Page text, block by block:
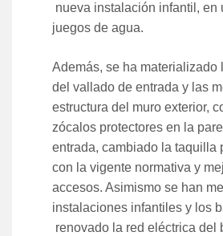
nueva instalación infantil, en
juegos de agua.
Además, se ha materializado
del vallado de entrada y las
estructura del muro exterior,
zócalos protectores en la
entrada, cambiado la taquilla
con la vigente normativa y
accesos. Asimismo se han
instalaciones infantiles y los
renovado la red eléctrica del